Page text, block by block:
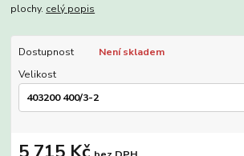
plochy. celý popis
Dostupnost
Není skladem
Velikost